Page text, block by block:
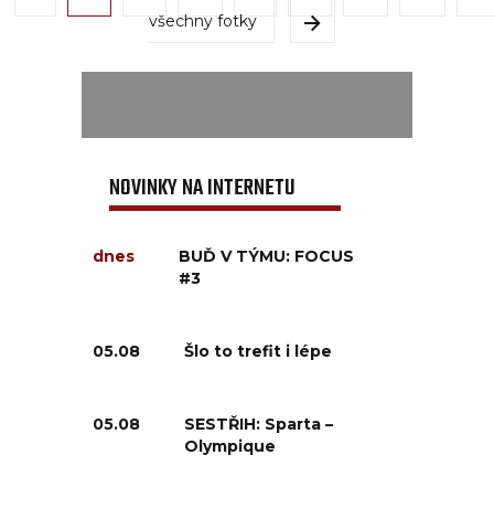
všechny fotky
NOVINKY NA INTERNETU
dnes
BUĎ V TÝMU: FOCUS
#3
05.08 Šlo to trefit i lépe
05.08
SESTŘIH: Sparta –
Olympique